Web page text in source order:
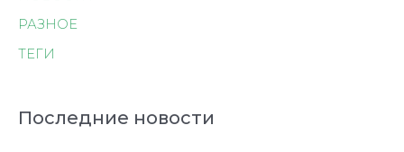
РАЗНОЕ
ТЕГИ
Последние новости